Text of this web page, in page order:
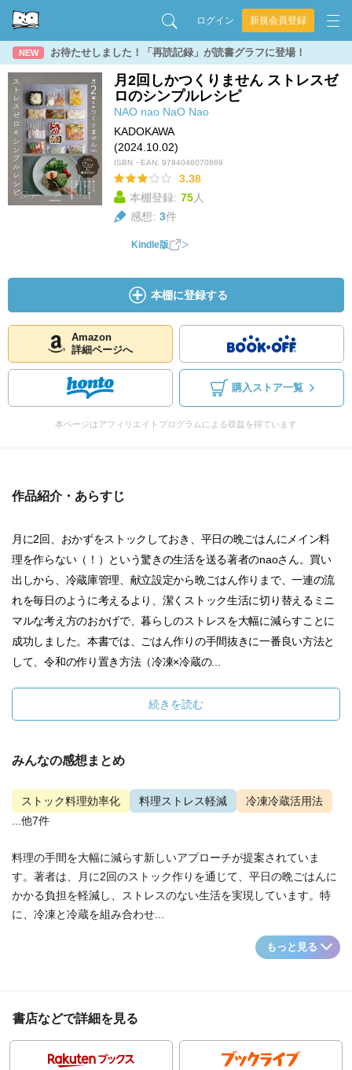
ログイン 新規会員登録
NEW お待たせしました！「再読記録」が読書グラフに登場！
月2回しかつくりません ストレスゼ
ロのシンプルレシピ
NAO nao NaO Nao
KADOKAWA
(2024.10.02)
ISBN・EAN: 9784046070869
3.38
本棚登録: 75人
感想: 3件
Kindle版
本棚に登録する
Amazon
詳細ページへ
購入ストア一覧
本ページはアフィリエイトプログラムによる収益を得ています
作品紹介・あらすじ
月に2回、おかずをストックしておき、平日の晩ごはんにメイン料
理を作らない（！）という驚きの生活を送る著者のnaoさん。買い
出しから、冷蔵庫管理、献立設定から晩ごはん作りまで、一連の流
れを毎日のように考えるより、潔くストック生活に切り替えるミニ
マルな考え方のおかげで、暮らしのストレスを大幅に減らすことに
成功しました。本書では、ごはん作りの手間抜きに一番良い方法と
して、令和の作り置き方法（冷凍×冷蔵の...
続きを読む
みんなの感想まとめ
ストック料理効率化 料理ストレス軽減
冷凍冷蔵活用法
...他7件
料理の手間を大幅に減らす新しいアプローチが提案されていま
す。著者は、月に2回のストック作りを通じて、平日の晩ごはんに
かかる負担を軽減し、ストレスのない生活を実現しています。特
に、冷凍と冷蔵を組み合わせ...
もっと見る
書店などで詳細を見る